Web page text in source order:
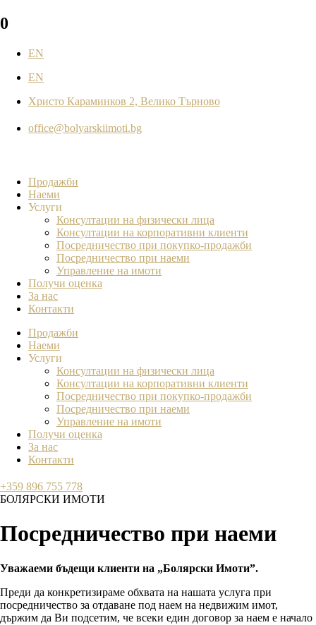
0
EN
EN
Христо Караминков 2, Велико Търново
office@bolyarskiimoti.bg
Продажби
Наеми
Услуги
Консултации на физически лица
Консултации на корпоративни клиенти
Посредничество при покупко-продажби
Посредничество при наеми
Управление на имоти
Получи оценка
За нас
Контакти
Продажби
Наеми
Услуги
Консултации на физически лица
Консултации на корпоративни клиенти
Посредничество при покупко-продажби
Посредничество при наеми
Управление на имоти
Получи оценка
За нас
Контакти
+359 896 755 778
БОЛЯРСКИ ИМОТИ
Посредничество при наеми
Уважаеми бъдещи клиенти на „Болярски Имоти”.
Преди да конкретизираме обхвата на нашата услуга при
посредничество за отдаване под наем на недвижим имот,
държим да Ви подсетим, че всеки един договор за наем е начало